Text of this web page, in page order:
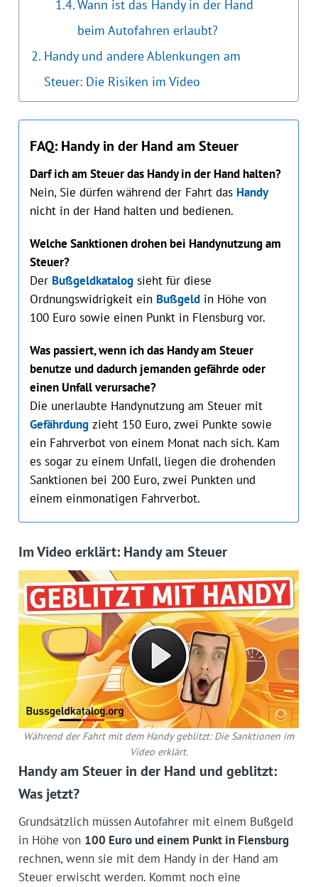
Wann ist das Handy in der Hand
beim Autofahren erlaubt?
Handy und andere Ablenkungen am
Steuer: Die Risiken im Video
FAQ: Handy in der Hand am Steuer
Darf ich am Steuer das Handy in der Hand halten?
Nein, Sie dürfen während der Fahrt das Handy
nicht in der Hand halten und bedienen.
Welche Sanktionen drohen bei Handynutzung am
Steuer?
Der Bußgeldkatalogsieht für diese
Ordnungswidrigkeit ein Bußgeldin Höhe von
100 Euro sowie einen Punkt in Flensburg vor.
Was passiert, wenn ich das Handy am Steuer
benutze und dadurch jemanden gefährde oder
einen Unfall verursache?
Die unerlaubte Handynutzung am Steuer mit
Gefährdungzieht 150 Euro, zwei Punkte sowie
ein Fahrverbot von einem Monat nach sich. Kam
es sogar zu einem Unfall, liegen die drohenden
Sanktionen bei 200 Euro, zwei Punkten und
einem einmonatigen Fahrverbot.
Im Video erklärt: Handy am Steuer
Während der Fahrt mit dem Handy geblitzt: Die Sanktionen im
Video erklärt.
Handy am Steuer in der Hand und geblitzt:
Was jetzt?
Grundsätzlich müssen Autofahrer mit einem Bußgeld
in Höhe von 100 Euro und einem Punkt in Flensburg
rechnen, wenn sie mit dem Handy in der Hand am
Steuer erwischt werden. Kommt noch eine